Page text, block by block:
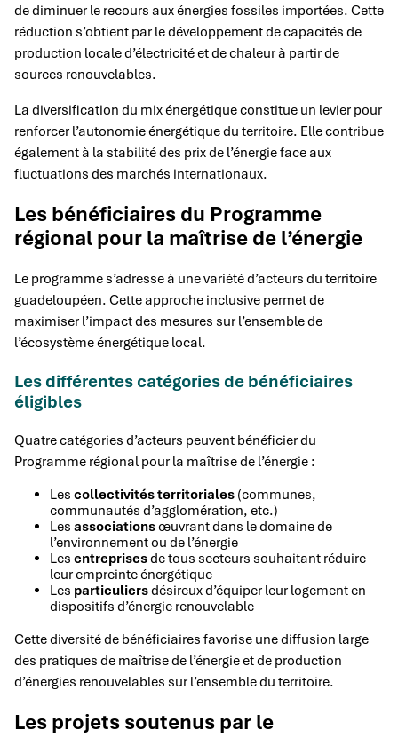
de diminuer le recours aux énergies fossiles importées. Cette
réduction s’obtient par le développement de capacités de
production locale d’électricité et de chaleur à partir de
sources renouvelables.
La diversification du mix énergétique constitue un levier pour
renforcer l’autonomie énergétique du territoire. Elle contribue
également à la stabilité des prix de l’énergie face aux
fluctuations des marchés internationaux.
Les bénéficiaires du Programme
régional pour la maîtrise de l’énergie
Le programme s’adresse à une variété d’acteurs du territoire
guadeloupéen. Cette approche inclusive permet de
maximiser l’impact des mesures sur l’ensemble de
l’écosystème énergétique local.
Les différentes catégories de bénéficiaires
éligibles
Quatre catégories d’acteurs peuvent bénéficier du
Programme régional pour la maîtrise de l’énergie :
Les collectivités territoriales (communes,
communautés d’agglomération, etc.)
Les associationsœuvrant dans le domaine de
l’environnement ou de l’énergie
Les entreprisesde tous secteurs souhaitant réduire
leur empreinte énergétique
Les particuliersdésireux d’équiper leur logement en
dispositifs d’énergie renouvelable
Cette diversité de bénéficiaires favorise une diffusion large
des pratiques de maîtrise de l’énergie et de production
d’énergies renouvelables sur l’ensemble du territoire.
Les projets soutenus par le